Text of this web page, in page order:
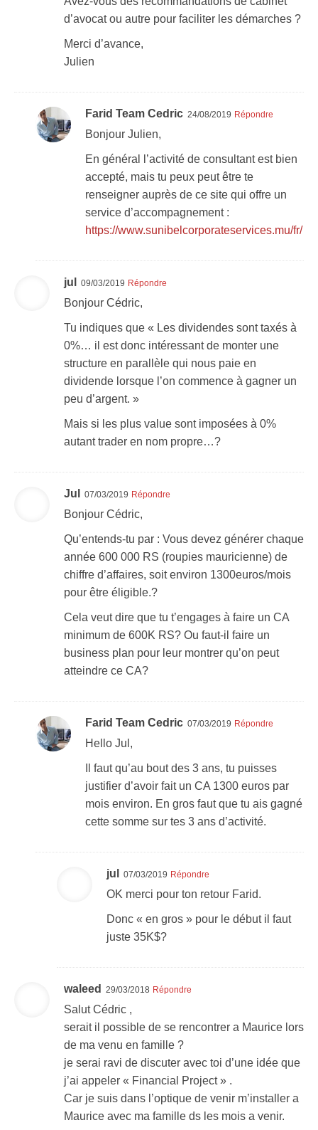
d’avocat ou autre pour faciliter les démarches ?
Merci d’avance,
Julien
Farid Team Cedric 24/08/2019 Répondre
Bonjour Julien,
En général l’activité de consultant est bien
accepté, mais tu peux peut être te
renseigner auprès de ce site qui offre un
service d’accompagnement :
https://www.sunibelcorporateservices.mu/fr/
jul 09/03/2019 Répondre
Bonjour Cédric,
Tu indiques que « Les dividendes sont taxés à
0%… il est donc intéressant de monter une
structure en parallèle qui nous paie en
dividende lorsque l’on commence à gagner un
peu d’argent. »
Mais si les plus value sont imposées à 0%
autant trader en nom propre…?
Jul 07/03/2019 Répondre
Bonjour Cédric,
Qu’entends-tu par : Vous devez générer chaque
année 600 000 RS (roupies mauricienne) de
chiffre d’affaires, soit environ 1300euros/mois
pour être éligible.?
Cela veut dire que tu t’engages à faire un CA
minimum de 600K RS? Ou faut-il faire un
business plan pour leur montrer qu’on peut
atteindre ce CA?
Farid Team Cedric 07/03/2019 Répondre
Hello Jul,
Il faut qu’au bout des 3 ans, tu puisses
justifier d’avoir fait un CA 1300 euros par
mois environ. En gros faut que tu ais gagné
cette somme sur tes 3 ans d’activité.
jul 07/03/2019 Répondre
OK merci pour ton retour Farid.
Donc « en gros » pour le début il faut
juste 35K$?
waleed 29/03/2018 Répondre
Salut Cédric ,
serait il possible de se rencontrer a Maurice lors
de ma venu en famille ?
je serai ravi de discuter avec toi d’une idée que
j’ai appeler « Financial Project » .
Car je suis dans l’optique de venir m’installer a
Maurice avec ma famille ds les mois a venir.